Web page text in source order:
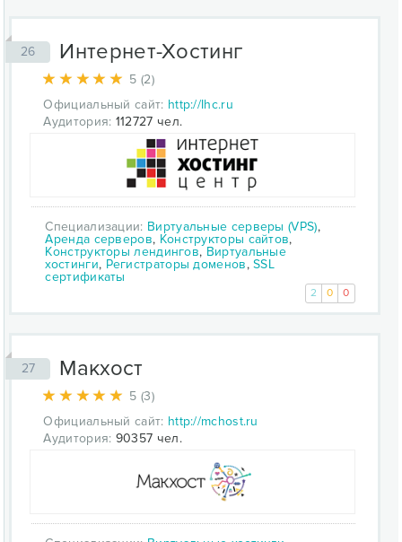
26 Интернет-Хостинг
5 (2)
Официальный сайт: http://Ihc.ru
Аудитория: 112727 чел.
Специализации: Виртуальные серверы (VPS),
Аренда серверов, Конструкторы сайтов,
Конструкторы лендингов, Виртуальные
хостинги, Регистраторы доменов,SSL
сертификаты
2 0 0
27 Макхост
5 (3)
Официальный сайт: http://mchost.ru
Аудитория: 90357 чел.